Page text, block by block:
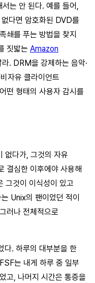
는 안 된다. 예를 들어,
다면 암호화된 DVD를
쇄를 푸는 방법을 찾지
짓밟는 Amazon
. DRM을 강제하는 음악·
자유 클라이언트
떤 형태의 사용자 감시를
없다가, 그것의 자유
결심한 이후에야 사용해
그것이 이식성이 있고
Unix의 팬이었던 적이
러나 전체적으로
다. 하루의 대부분을 한
는 내게 하루 중 일부
고, 나머지 시간은 통증을